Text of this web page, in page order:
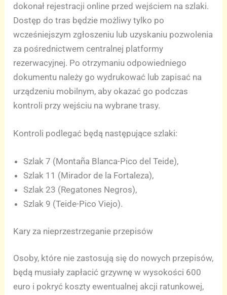
dokonał rejestracji online przed wejściem na szlaki.
Dostęp do tras będzie możliwy tylko po
wcześniejszym zgłoszeniu lub uzyskaniu pozwolenia
za pośrednictwem centralnej platformy
rezerwacyjnej. Po otrzymaniu odpowiedniego
dokumentu należy go wydrukować lub zapisać na
urządzeniu mobilnym, aby okazać go podczas
kontroli przy wejściu na wybrane trasy.
Kontroli podlegać będą następujące szlaki:
Szlak 7 (Montaña Blanca-Pico del Teide),
Szlak 11 (Mirador de la Fortaleza),
Szlak 23 (Regatones Negros),
Szlak 9 (Teide-Pico Viejo).
Kary za nieprzestrzeganie przepisów
Osoby, które nie zastosują się do nowych przepisów,
będą musiały zapłacić grzywnę w wysokości 600
euro i pokryć koszty ewentualnej akcji ratunkowej,